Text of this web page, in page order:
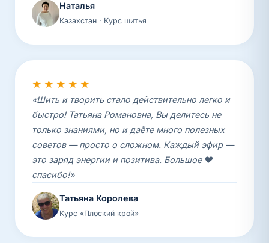
Наталья
Казахстан · Курс шитья
★★★★★
«Шить и творить стало действительно легко и
быстро! Татьяна Романовна, Вы делитесь не
только знаниями, но и даёте много полезных
советов — просто о сложном. Каждый эфир —
это заряд энергии и позитива. Большое ❤️
спасибо!»
Татьяна Королева
Курс «Плоский крой»